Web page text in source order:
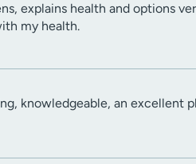
explains health and options
my health.
knowledgeable, an excellent